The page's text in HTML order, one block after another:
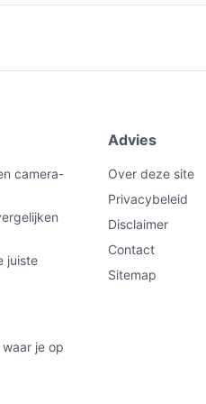
camera-
juiste
je op
Advies
Over deze site
Privacybeleid
Disclaimer
Contact
Sitemap